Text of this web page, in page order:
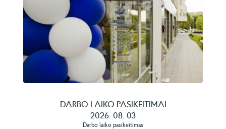
DARBO LAIKO PASIKEITIMAI
2026. 08. 03
Darbo laiko pasikeitimas